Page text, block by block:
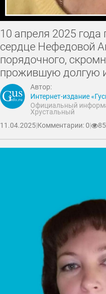
10 апреля 2025 года
сердце Нефедовой
порядочного,
прожившую долгую
Автор:
Интернет-издание
Официальный
Хрустальный
11.04.2025|Комментарии: 0| 85